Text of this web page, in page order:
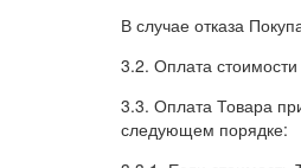
В случае отказа
3.2. Оплата
3.3. Оплата Товара
следующем порядке: